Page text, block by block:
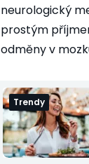
neurologický
prostým
odměny v
Trendy